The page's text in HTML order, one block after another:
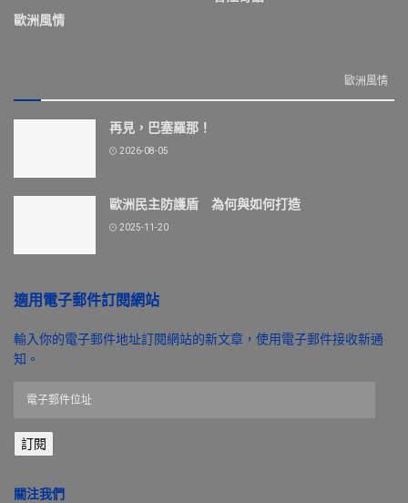
歐洲風情
歐洲風情
再見，巴塞羅那！
2026-08-05
歐洲民主防護盾 為何與如何打造
2025-11-20
適用電子郵件訂閱網站
輸入你的電子郵件地址訂閱網站的新文章，使用電子郵件接收新通
知。
郵
件
址
訂閱
關注我們